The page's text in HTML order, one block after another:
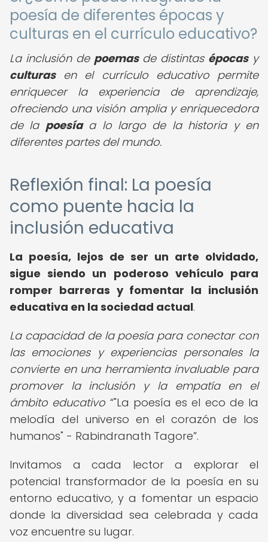
poesía de diferentes épocas y
culturas en el currículo educativo?
La inclusión de poemasde distintas épocasy
culturasen el currículo educativo permite
enriquecer la experiencia de aprendizaje,
ofreciendo una visión amplia y enriquecedora
de la poesíaa lo largo de la historia y en
diferentes partes del mundo.
Reflexión final: La poesía
como puente hacia la
inclusión educativa
La poesía, lejos de ser un arte olvidado,
sigue siendo un poderoso vehículo para
romper barreras y fomentar la inclusión
educativa en la sociedad actual.
La capacidad de la poesía para conectar con
las emociones y experiencias personales la
convierte en una herramienta invaluable para
promover la inclusión y la empatía en el
ámbito educativo "La poesía es el eco de la
melodía del universo en el corazón de los
humanos" - Rabindranath Tagore .
Invitamos a cada lector a explorar el
potencial transformador de la poesía en su
entorno educativo, y a fomentar un espacio
donde la diversidad sea celebrada y cada
voz encuentre su lugar.